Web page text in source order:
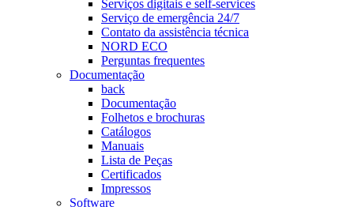
Serviços digitais e self-services
Serviço de emergência 24/7
Contato da assistência técnica
NORD ECO
Perguntas frequentes
Documentação
back
Documentação
Folhetos e brochuras
Catálogos
Manuais
Lista de Peças
Certificados
Impressos
Software